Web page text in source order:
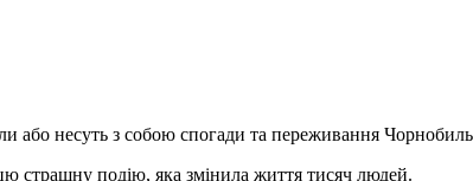
або несуть з собою спогади та переживання
страшну подію, яка змінила життя тисяч людей.